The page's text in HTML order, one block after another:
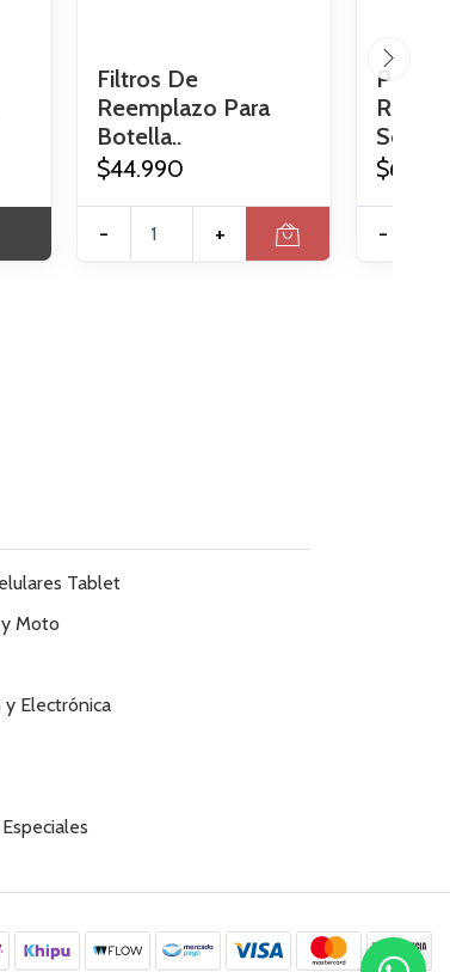
Filtros De
Reemplazo Para
Botella..
$44.990
- +
Pack 2
$6.890
-
Tablet
Moto
Electrónica